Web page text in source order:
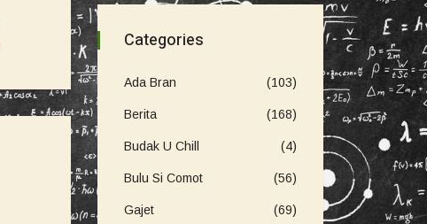
Categories
Ada Bran (103)
Berita (168)
Budak U Chill (4)
Bulu Si Comot (56)
Gajet (69)